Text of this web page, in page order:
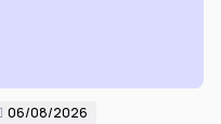
06/08/2026